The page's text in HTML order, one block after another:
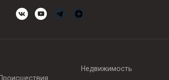
Происшествия
Недвижимость